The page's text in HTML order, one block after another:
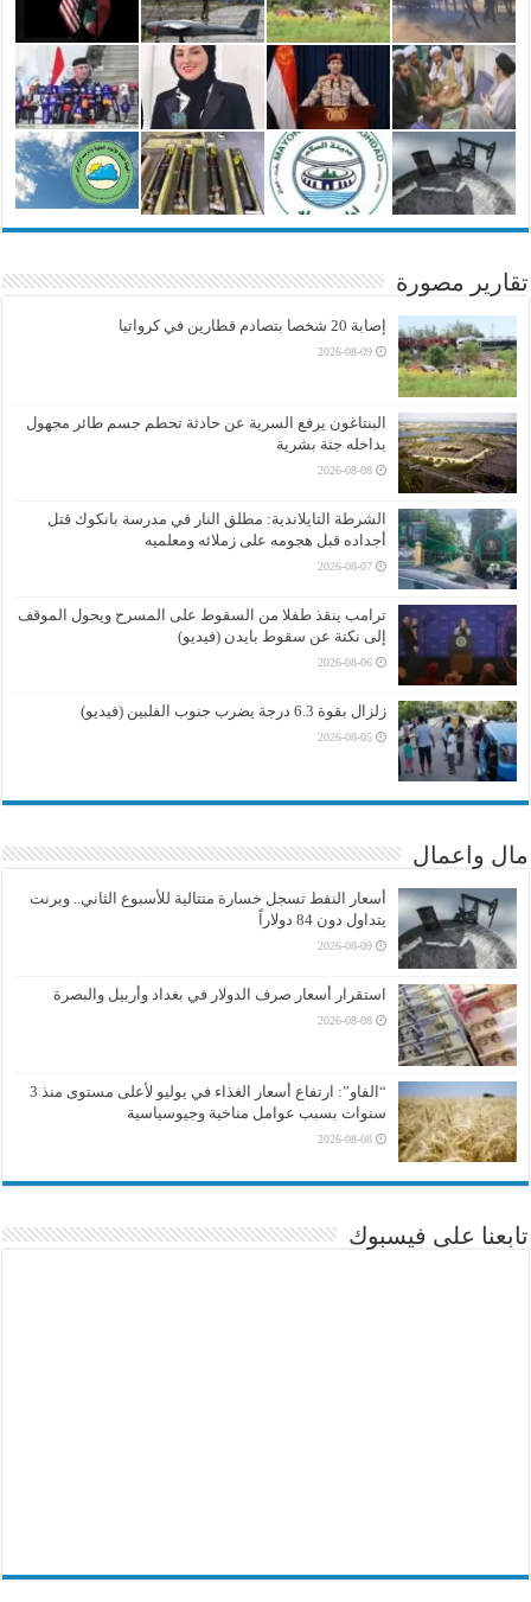
تقارير مصورة
إصابة 20 شخصا بتصادم قطارين في كرواتيا
2026-08-09
البنتاغون يرفع السرية عن حادثة تحطم جسم طائر مجهول
بداخله جثة بشرية
2026-08-08
الشرطة التايلاندية: مطلق النار في مدرسة بانكوك قتل
أجداده قبل هجومه على زملائه ومعلميه
2026-08-07
ترامب ينقذ طفلا من السقوط على المسرح ويحول الموقف
إلى نكتة عن سقوط بايدن (فيديو)
2026-08-06
زلزال بقوة 6.3 درجة يضرب جنوب الفلبين (فيديو)
2026-08-05
مال واعمال
أسعار النفط تسجل خسارة متتالية للأسبوع الثاني.. وبرنت
يتداول دون 84 دولاراً
2026-08-09
استقرار أسعار صرف الدولار في بغداد وأربيل والبصرة
2026-08-08
“الفاو”: ارتفاع أسعار الغذاء في يوليو لأعلى مستوى منذ 3
سنوات بسبب عوامل مناخية وجيوسياسية
2026-08-08
تابعنا على فيسبوك